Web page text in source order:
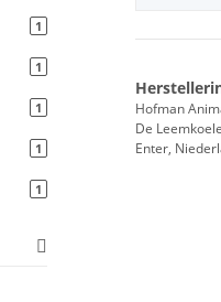
Hofman
De
Enter,
1
1
1
1
1